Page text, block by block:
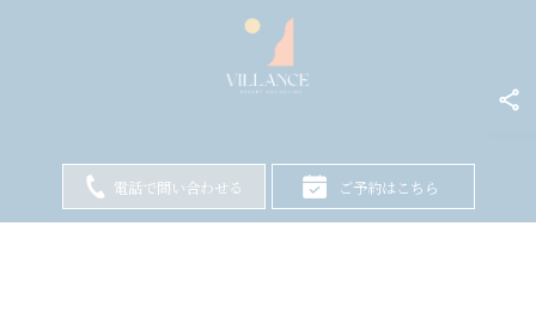
電話で問い合わせる ご予約はこちら
© 2026 兵庫県淡路島のヴィラならヴィランス淡路島 ALL RIGHTS RESERVED.